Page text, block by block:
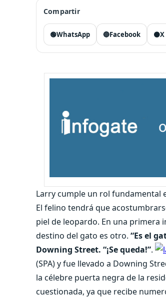
Compartir
🟢WhatsApp 🔵Facebook ⚫X
Larry cumple un rol fundamental
El felino tendrá que
piel de leopardo. En una primera
destino del gato es otro. “Es el
Downing Street. “¡Se queda!”.
(SPA) y fue llevado a Downing
la célebre puerta negra de la
cuestionada, ya que recibe